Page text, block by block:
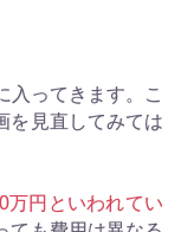
入ってきます。こ
を見直してみては
万円といわれてい